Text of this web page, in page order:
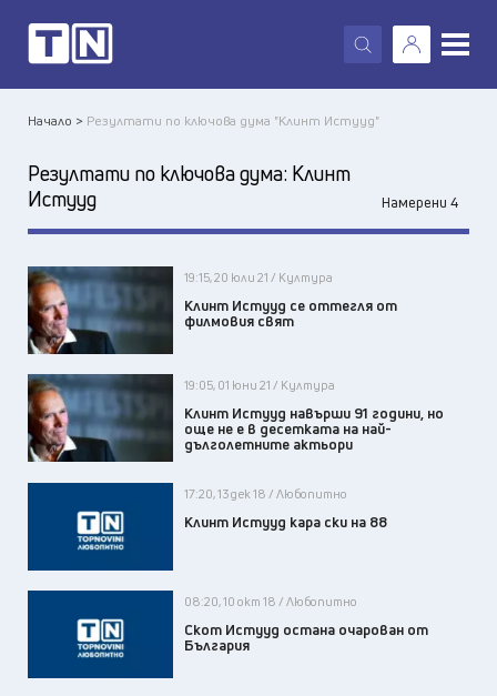
X
Начало > Резултати по ключова дума "Клинт Истууд"
Резултати по ключова дума: Клинт
Истууд
Намерени 4
19:15, 20 юли 21 / Култура
Клинт Истууд се оттегля от
филмовия свят
19:05, 01 юни 21 / Култура
Клинт Истууд навърши 91 години, но
още не е в десетката на най-
дълголетните актьори
17:20, 13 дек 18 / Любопитно
Клинт Истууд кара ски на 88
08:20, 10 окт 18 / Любопитно
Скот Истууд остана очарован от
България